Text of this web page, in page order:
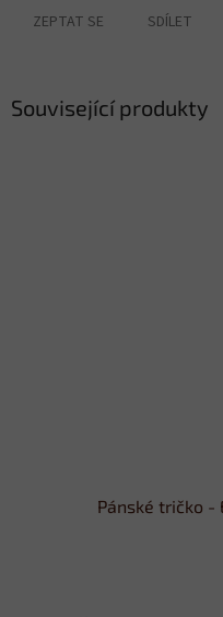
ZEPTAT SE SDÍLET
Související produkty
Pánské tričko -